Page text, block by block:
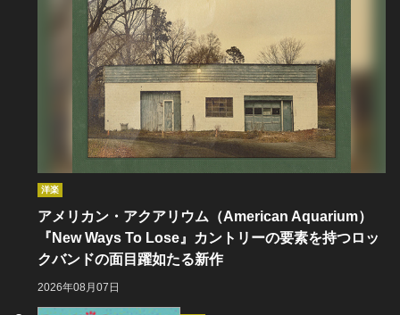
洋楽
アメリカン・アクアリウム（American Aquarium）
『New Ways To Lose』カントリーの要素を持つロッ
クバンドの面目躍如たる新作
2026年08月07日